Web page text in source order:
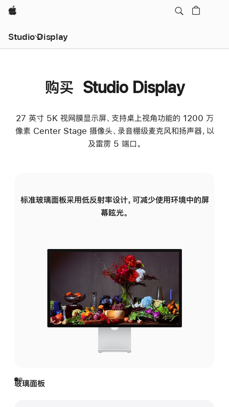
Apple
Studio Display
购买 Studio Display
27 英寸 5K 视网膜显示屏、支持桌上视角功能的 1200 万
像素 Center Stage 摄像头、录音棚级麦克风和扬声器，以
及雷雳 5 端口。
标准玻璃面板采用低反射率设计，可减少使用环境中的屏
幕眩光。
玻璃面板